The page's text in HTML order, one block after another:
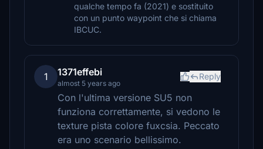
qualche tempo fa (2021) e sostituito
con un punto waypoint che si chiama
IBCUC.
1 1371effebi
almost 5 years ago
Reply
Con l'ultima versione SU5 non
funziona correttamente, si vedono le
texture pista colore fuxcsia. Peccato
era uno scenario bellissimo.